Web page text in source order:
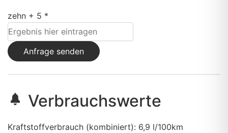
zehn + 5 *
Anfrage senden
Verbrauchswerte
Kraftstoffverbrauch (kombiniert): 6,9 l/100km